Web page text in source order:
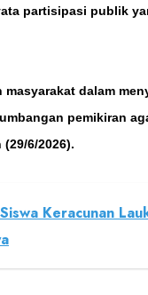
partisipasi publik
masyarakat dalam
pemikiran
6/2026).
Keracunan